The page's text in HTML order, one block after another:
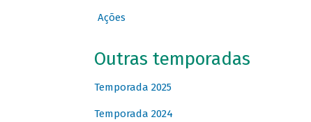
Ações
Outras temporadas
Temporada 2025
Temporada 2024